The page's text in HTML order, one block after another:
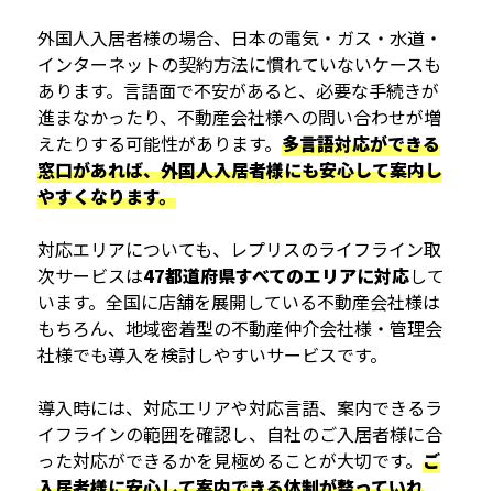
外国人入居者様の場合、日本の電気・ガス・水道・
インターネットの契約方法に慣れていないケースも
あります。言語面で不安があると、必要な手続きが
進まなかったり、不動産会社様への問い合わせが増
えたりする可能性があります。 多言語対応ができる
窓口があれば、外国人入居者様にも安心して案内し
やすくなります。
対応エリアについても、レプリスのライフライン取
次サービスは47都道府県すべてのエリアに対応して
います。全国に店舗を展開している不動産会社様は
もちろん、地域密着型の不動産仲介会社様・管理会
社様でも導入を検討しやすいサービスです。
導入時には、対応エリアや対応言語、案内できるラ
イフラインの範囲を確認し、自社のご入居者様に合
った対応ができるかを見極めることが大切です。 ご